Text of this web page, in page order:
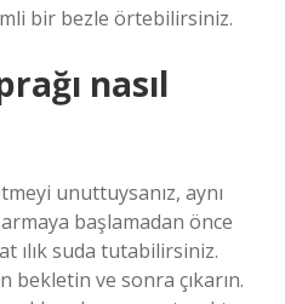
bir bezle örtebilirsiniz.
nasıl
unuttuysanız, aynı
başlamadan önce
ılık suda tutabilirsiniz.
bekletin ve sonra çıkarın.